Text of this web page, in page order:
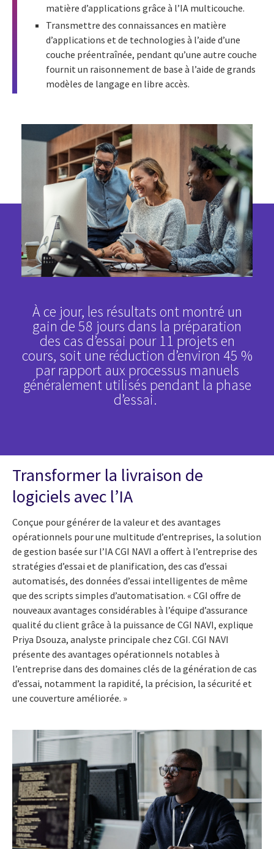
matière d’applications grâce à l’IA multicouche.
Transmettre des connaissances en matière
d’applications et de technologies à l’aide d’une
couche préentraînée, pendant qu’une autre couche
fournit un raisonnement de base à l’aide de grands
modèles de langage en libre accès.
À ce jour, les résultats ont montré un
gain de 58 jours dans la préparation
des cas d’essai pour 11 projets en
cours, soit une réduction d’environ 45 %
par rapport aux processus manuels
généralement utilisés pendant la phase
d’essai.
Transformer la livraison de
logiciels avec l’IA
Conçue pour générer de la valeur et des avantages
opérationnels pour une multitude d’entreprises, la solution
de gestion basée sur l’IA CGI NAVI a offert à l’entreprise des
stratégies d’essai et de planification, des cas d’essai
automatisés, des données d’essai intelligentes de même
que des scripts simples d’automatisation. « CGI offre de
nouveaux avantages considérables à l’équipe d’assurance
qualité du client grâce à la puissance de CGI NAVI, explique
Priya Dsouza, analyste principale chez CGI. CGI NAVI
présente des avantages opérationnels notables à
l’entreprise dans des domaines clés de la génération de cas
d’essai, notamment la rapidité, la précision, la sécurité et
une couverture améliorée. »